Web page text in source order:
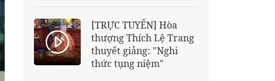
[TRỰC TUYẾN] Hòa
thượng Thích Lệ Trang
thuyết giảng: "Nghi
thức tụng niệm"